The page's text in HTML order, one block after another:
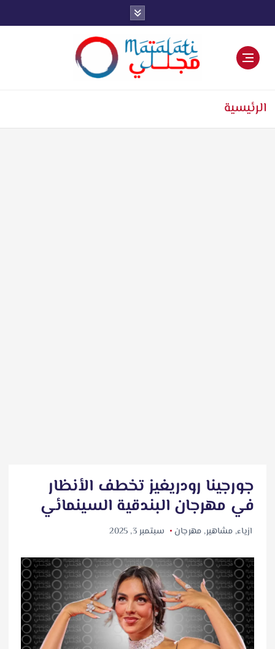
ل
الرئيسية
جورجينا رودريغيز تخطف الأنظار
في مهرجان البندقية السينمائي
ازياء,مشاهير, مهرجان سبتمبر 3, 2025